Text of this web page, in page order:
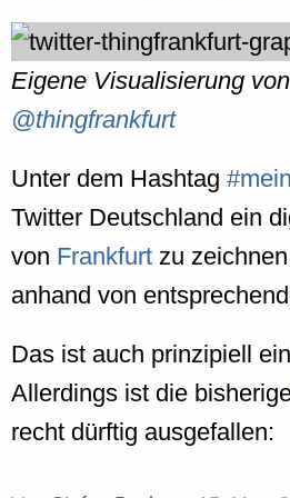
Eigene Visualisierung
@thingfrankfurt
Unter dem Hashtag
Twitter Deutschland ein
von Frankfurt zu
anhand von
Das ist auch prinzipiell
Allerdings ist die
recht dürftig ausgefallen: